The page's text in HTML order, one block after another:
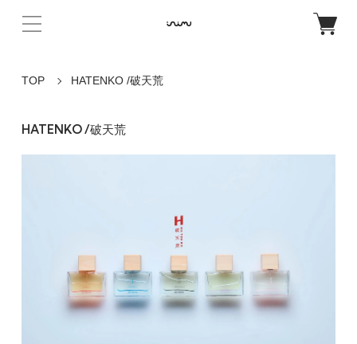
TOP HATENKO /破天荒
HATENKO /破天荒